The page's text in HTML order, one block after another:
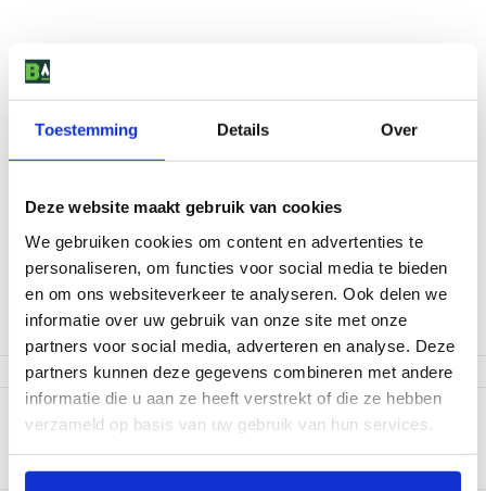
Toestemming Details Over
Deze website maakt gebruik van cookies
We gebruiken cookies om content en advertenties te
personaliseren, om functies voor social media te bieden
en om ons websiteverkeer te analyseren. Ook delen we
informatie over uw gebruik van onze site met onze
partners voor social media, adverteren en analyse. Deze
partners kunnen deze gegevens combineren met andere
informatie die u aan ze heeft verstrekt of die ze hebben
verzameld op basis van uw gebruik van hun services.
19,-
Niet op voorraad
Productomschrijving
Deze Outdoorchef gastankhoes beschermt jouw gastank tegen
vocht, vuil, roest en krassen